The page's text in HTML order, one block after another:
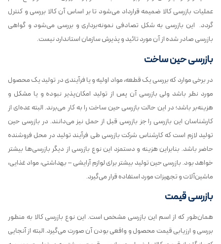
عملیات بازرسی کالا ضمیمه قرارداد می‌شود تا بر اساس آن کالا بررسی و کنترل
گردد. این بازرسی به شکل تصادفی نمونه‌برداری و بررسی می‌شود و گواهی
بازرسی صادر شده از آن مورد تائید و پذیرش سازمان استاندارد نیست.
بازرسی حین ساخت
در برخی موارد که بررسی یک قطعه، مواد اولیه و یا فرآیندی در تولید یک محصول
مورد نظر باشد ولی بازرسی آن پس از تولید امکان‌پذیر نبوده و یا مشکل و
هزینه‌بر باشد؛ در این حالت بازرسی حین ساخت را به کار می‌برند. البته عده‌ای از
کارشناسان این بازرسی را جز بازرسی قبل از حمل نیز می‌دانند‌. در بازرسی حین
تولید لازم است که کارشناس شرکت بازرسی طی فرآیند تولید در محل فروشنده
حاضر باشد. بنابراین هزینه و دستمزد این نوع بازرسی از دیگر بازرسی‌ها بیشتر
خواهد بود. بازرسی حین تولید بیشتر برای لوازم آرایشی – بهداشتی، مواد غذایی،
ماشین‌آلات و تجهیزات مورد استفاده قرار می‌گیرد.
بازرسی قیمت
همان‌طور که از اسم این بازرسی مشخص است. این نوع بازرسی کالا به منظور
بررسی و ارزیابی قیمت محصول و واقعی بودن آن صورت می‌گیرد. البته از آنجایی